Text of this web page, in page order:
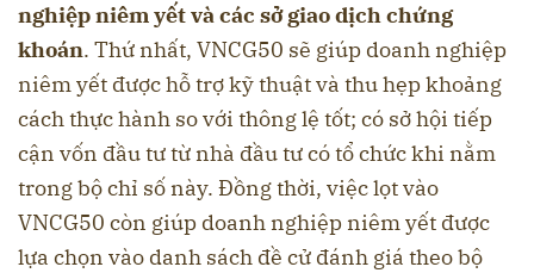
nghiệp niêm yết và các sở giao dịch chứng
khoán. Thứ nhất, VNCG50 sẽ giúp doanh nghiệp
niêm yết được hỗ trợ kỹ thuật và thu hẹp khoảng
cách thực hành so với thông lệ tốt; có sở hội tiếp
cận vốn đầu tư từ nhà đầu tư có tổ chức khi nằm
trong bộ chỉ số này. Đồng thời, việc lọt vào
VNCG50 còn giúp doanh nghiệp niêm yết được
lựa chọn vào danh sách đề cử đánh giá theo bộ